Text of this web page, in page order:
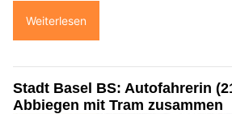
Weiterlesen
Stadt Basel BS: Autofahrerin
Abbiegen mit Tram zusammen